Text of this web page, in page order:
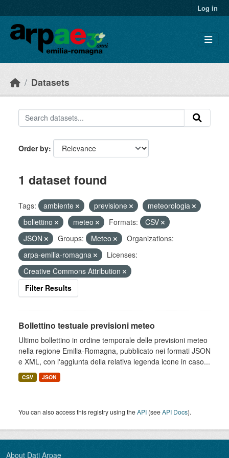
Log in
Datasets
Order by
1 dataset found
Tags: ambiente previsione
meteorologia
bollettino
meteo Formats:
CSV
JSON
Groups: Meteo
Organizations:
arpa-emilia-romagna
Licenses:
Creative Commons Attribution
Filter Results
Bollettino testuale previsioni meteo
Ultimo bollettino in ordine temporale delle previsioni meteo
nella regione Emilia-Romagna, pubblicato nei formati JSON
e XML, con l'aggiunta della relativa legenda icone in caso...
CSV JSON
You can also access this registry using theAPI (seeAPI Docs).
About Dati Arpae